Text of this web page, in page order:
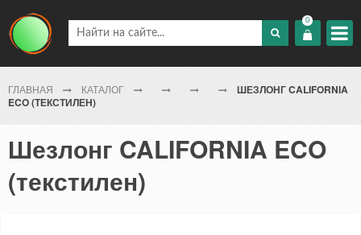
0
ГЛАВНАЯ КАТАЛОГ
ШЕЗЛОНГ CALIFORNIA
ECO (ТЕКСТИЛЕН)
Шезлонг CALIFORNIA ECO
(текстилен)